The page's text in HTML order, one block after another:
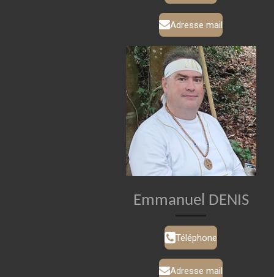
Adresse mail
Emmanuel DENIS
Téléphone
Adresse mail